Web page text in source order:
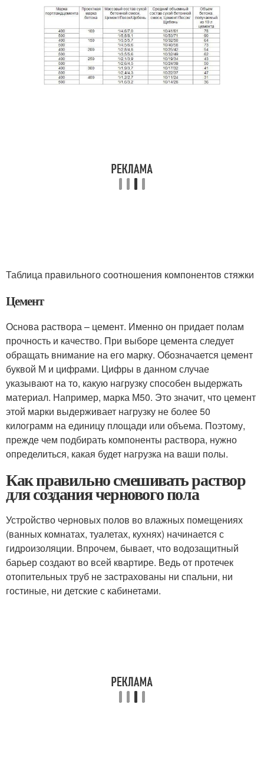
Таблица правильного соотношения компонентов стяжки
Цемент
Основа раствора – цемент. Именно он придает полам
прочность и качество. При выборе цемента следует
обращать внимание на его марку. Обозначается цемент
буквой М и цифрами. Цифры в данном случае
указывают на то, какую нагрузку способен выдержать
материал. Например, марка М50. Это значит, что цемент
этой марки выдерживает нагрузку не более 50
килограмм на единицу площади или объема. Поэтому,
прежде чем подбирать компоненты раствора, нужно
определиться, какая будет нагрузка на ваши полы.
Как правильно смешивать раствор
для создания чернового пола
Устройство черновых полов во влажных помещениях
(ванных комнатах, туалетах, кухнях) начинается с
гидроизоляции. Впрочем, бывает, что водозащитный
барьер создают во всей квартире. Ведь от протечек
отопительных труб не застрахованы ни спальни, ни
гостиные, ни детские с кабинетами.